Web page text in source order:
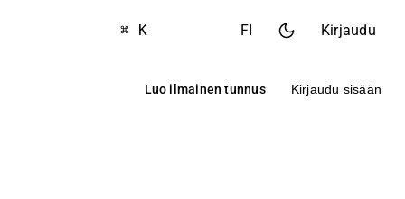
⌘ K FI Kirjaudu
Luo ilmainen tunnus Kirjaudu sisään